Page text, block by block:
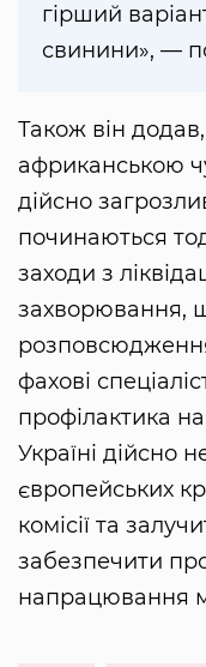
гірший
свинини», —
Також він
африканською
дійсно
починаються
заходи з
захворювання,
фахові
профілактика
Україні дійсно
європейських
комісії та
забезпечити
напрацювання